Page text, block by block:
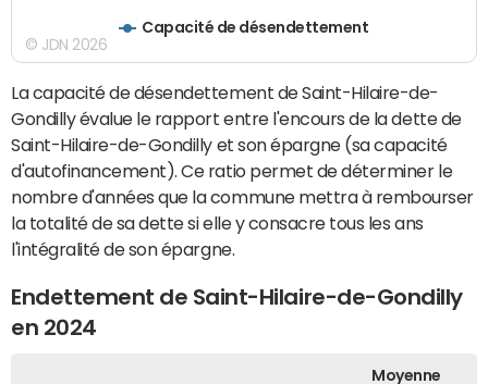
Capacité de désendettement
© JDN 2026
La capacité de désendettement de Saint-Hilaire-de-
Gondilly évalue le rapport entre l'encours de la dette de
Saint-Hilaire-de-Gondilly et son épargne (sa capacité
d'autofinancement). Ce ratio permet de déterminer le
nombre d'années que la commune mettra à rembourser
la totalité de sa dette si elle y consacre tous les ans
l'intégralité de son épargne.
Endettement de Saint-Hilaire-de-Gondilly
en 2024
Moyenne